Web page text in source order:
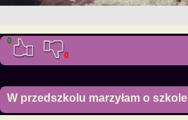
0
0
W przedszkolu marzyłam o szkole